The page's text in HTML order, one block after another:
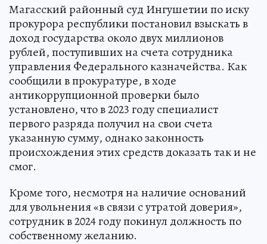
Магасский районный суд Ингушетии по иску
прокурора республики постановил взыскать в
доход государства около двух миллионов
рублей, поступивших на счета сотрудника
управления Федерального казначейства. Как
сообщили в прокуратуре, в ходе
антикоррупционной проверки было
установлено, что в 2023 году специалист
первого разряда получил на свои счета
указанную сумму, однако законность
происхождения этих средств доказать так и не
смог.
Кроме того, несмотря на наличие оснований
для увольнения «в связи с утратой доверия»,
сотрудник в 2024 году покинул должность по
собственному желанию.